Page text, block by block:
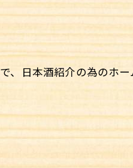
、日本酒紹介の為のホ